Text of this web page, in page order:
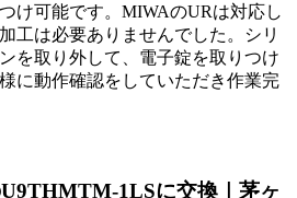
け可能です。MIWAのURは対応し
工は必要ありませんでした。シリ
を取り外して、電子錠を取りつけ
に動作確認をしていただき作業完
1LSに交換｜茅ヶ